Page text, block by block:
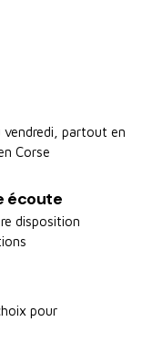
des
vos lave-verres,
tout en
les traces sur
d’une eau
et une
, c’est
de vos
vendredi, partout en
Corse
écoute
disposition
pour